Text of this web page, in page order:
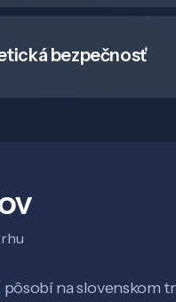
bezpečnosť
pôsobí na slovenskom